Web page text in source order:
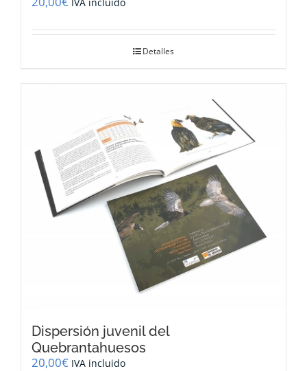
Detalles
Dispersión juvenil del
Quebrantahuesos
20,00€ IVA incluido